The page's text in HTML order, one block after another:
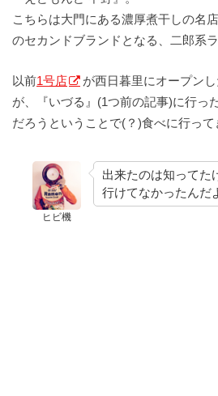
こちらは大門にある濃厚煮干しの名
のセカンドブランドとなる、二郎系
以前1号店
が西日暮里にオープン
が、『いづる』(1つ前の記事)に行っ
だろうということで(？)食べに行って
ヒビ機
出来たのは知ってた
行けてなかったんだ